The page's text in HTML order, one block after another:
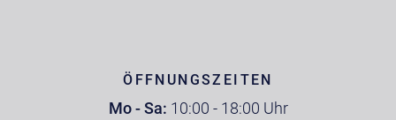
ÖFFNUNGSZEITEN
Mo - Sa: 10:00 - 18:00 Uhr